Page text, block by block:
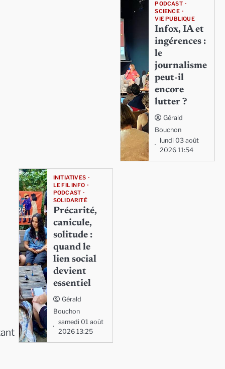
PODCAST
SCIENCE
VIE PUBLIQUE
Infox, IA et
ingérences :
le
journalisme
peut-il
encore
lutter ?
Gérald
Bouchon
lundi 03 août
2026 11:54
INITIATIVES
LE FIL INFO
PODCAST
SOLIDARITÉ
Précarité,
canicule,
solitude :
quand le
lien social
devient
essentiel
Gérald
Bouchon
samedi 01 août
2026 13:25